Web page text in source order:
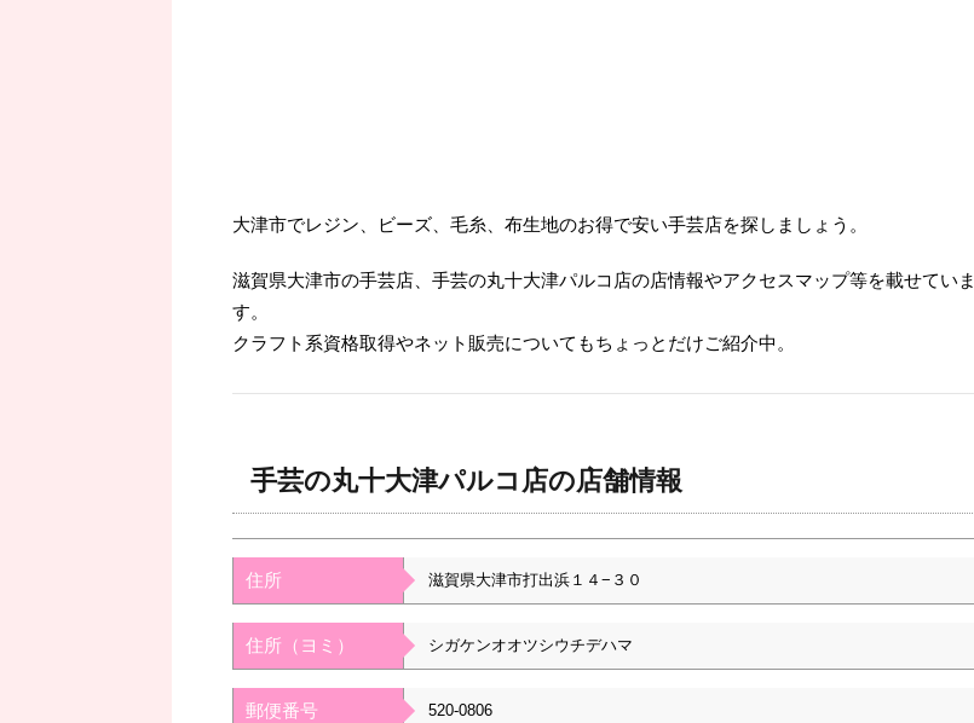
大津市でレジン、ビーズ、毛糸、布生地のお得で安い手芸店を探しましょう。
滋賀県大津市の手芸店、手芸の丸十大津パルコ店の店情報やアクセスマップ等を載せていま
す。
クラフト系資格取得やネット販売についてもちょっとだけご紹介中。
手芸の丸十大津パルコ店の店舗情報
住所 滋賀県大津市打出浜１４−３０
住所（ヨミ） シガケンオオツシウチデハマ
郵便番号 520-0806